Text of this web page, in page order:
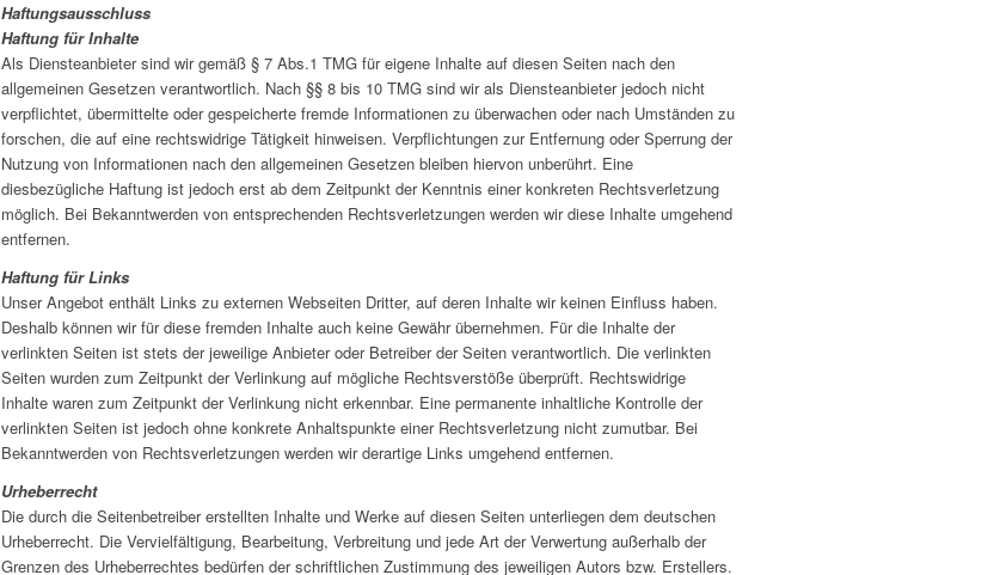
Haftungsausschluss
Haftung für Inhalte
Als Diensteanbieter sind wir gemäß § 7 Abs.1 TMG für eigene Inhalte auf diesen Seiten nach den
allgemeinen Gesetzen verantwortlich. Nach §§ 8 bis 10 TMG sind wir als Diensteanbieter jedoch nicht
verpflichtet, übermittelte oder gespeicherte fremde Informationen zu überwachen oder nach Umständen zu
forschen, die auf eine rechtswidrige Tätigkeit hinweisen. Verpflichtungen zur Entfernung oder Sperrung der
Nutzung von Informationen nach den allgemeinen Gesetzen bleiben hiervon unberührt. Eine
diesbezügliche Haftung ist jedoch erst ab dem Zeitpunkt der Kenntnis einer konkreten Rechtsverletzung
möglich. Bei Bekanntwerden von entsprechenden Rechtsverletzungen werden wir diese Inhalte umgehend
entfernen.
Haftung für Links
Unser Angebot enthält Links zu externen Webseiten Dritter, auf deren Inhalte wir keinen Einfluss haben.
Deshalb können wir für diese fremden Inhalte auch keine Gewähr übernehmen. Für die Inhalte der
verlinkten Seiten ist stets der jeweilige Anbieter oder Betreiber der Seiten verantwortlich. Die verlinkten
Seiten wurden zum Zeitpunkt der Verlinkung auf mögliche Rechtsverstöße überprüft. Rechtswidrige
Inhalte waren zum Zeitpunkt der Verlinkung nicht erkennbar. Eine permanente inhaltliche Kontrolle der
verlinkten Seiten ist jedoch ohne konkrete Anhaltspunkte einer Rechtsverletzung nicht zumutbar. Bei
Bekanntwerden von Rechtsverletzungen werden wir derartige Links umgehend entfernen.
Urheberrecht
Die durch die Seitenbetreiber erstellten Inhalte und Werke auf diesen Seiten unterliegen dem deutschen
Urheberrecht. Die Vervielfältigung, Bearbeitung, Verbreitung und jede Art der Verwertung außerhalb der
Grenzen des Urheberrechtes bedürfen der schriftlichen Zustimmung des jeweiligen Autors bzw. Erstellers.